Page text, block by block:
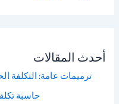
أحدث المقالات
ترميمات عامة: التكلفة
حاسبة